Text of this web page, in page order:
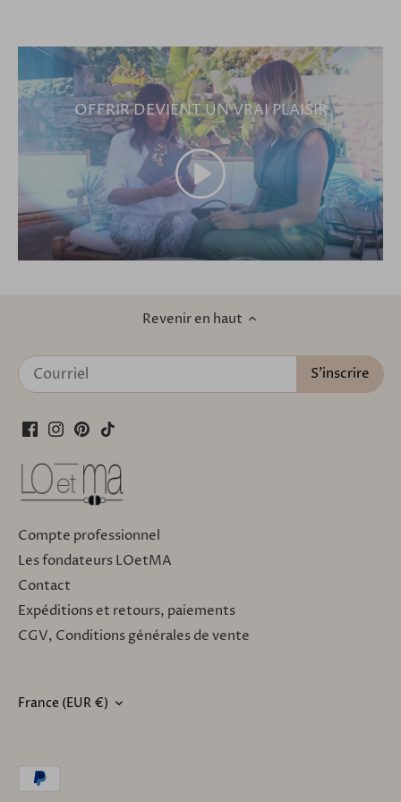
OFFRIR DEVIENT UN VRAI PLAISIR
Revenir en haut
Compte professionnel
Les fondateurs LOetMA
Contact
Expéditions et retours, paiements
CGV, Conditions générales de vente
DEVISE
France (EUR €)